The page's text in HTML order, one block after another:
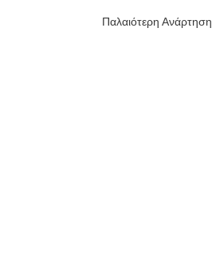
Παλαιότερη Ανάρτηση